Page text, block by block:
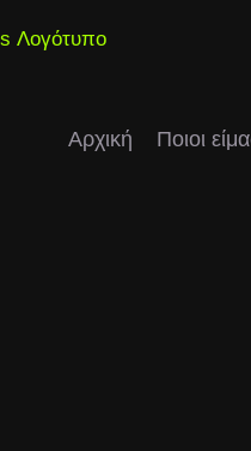
Αρχική Ποιοι